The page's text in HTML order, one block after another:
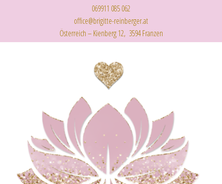
069911 085 062
office@brigitte-reinberger.at
Österreich – Kienberg 12, 3594 Franzen